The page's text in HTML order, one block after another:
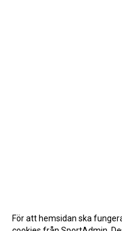
För att hemsidan ska